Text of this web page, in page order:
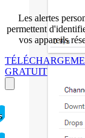
Les alertes
permettent
vos appareils
GRATUIT